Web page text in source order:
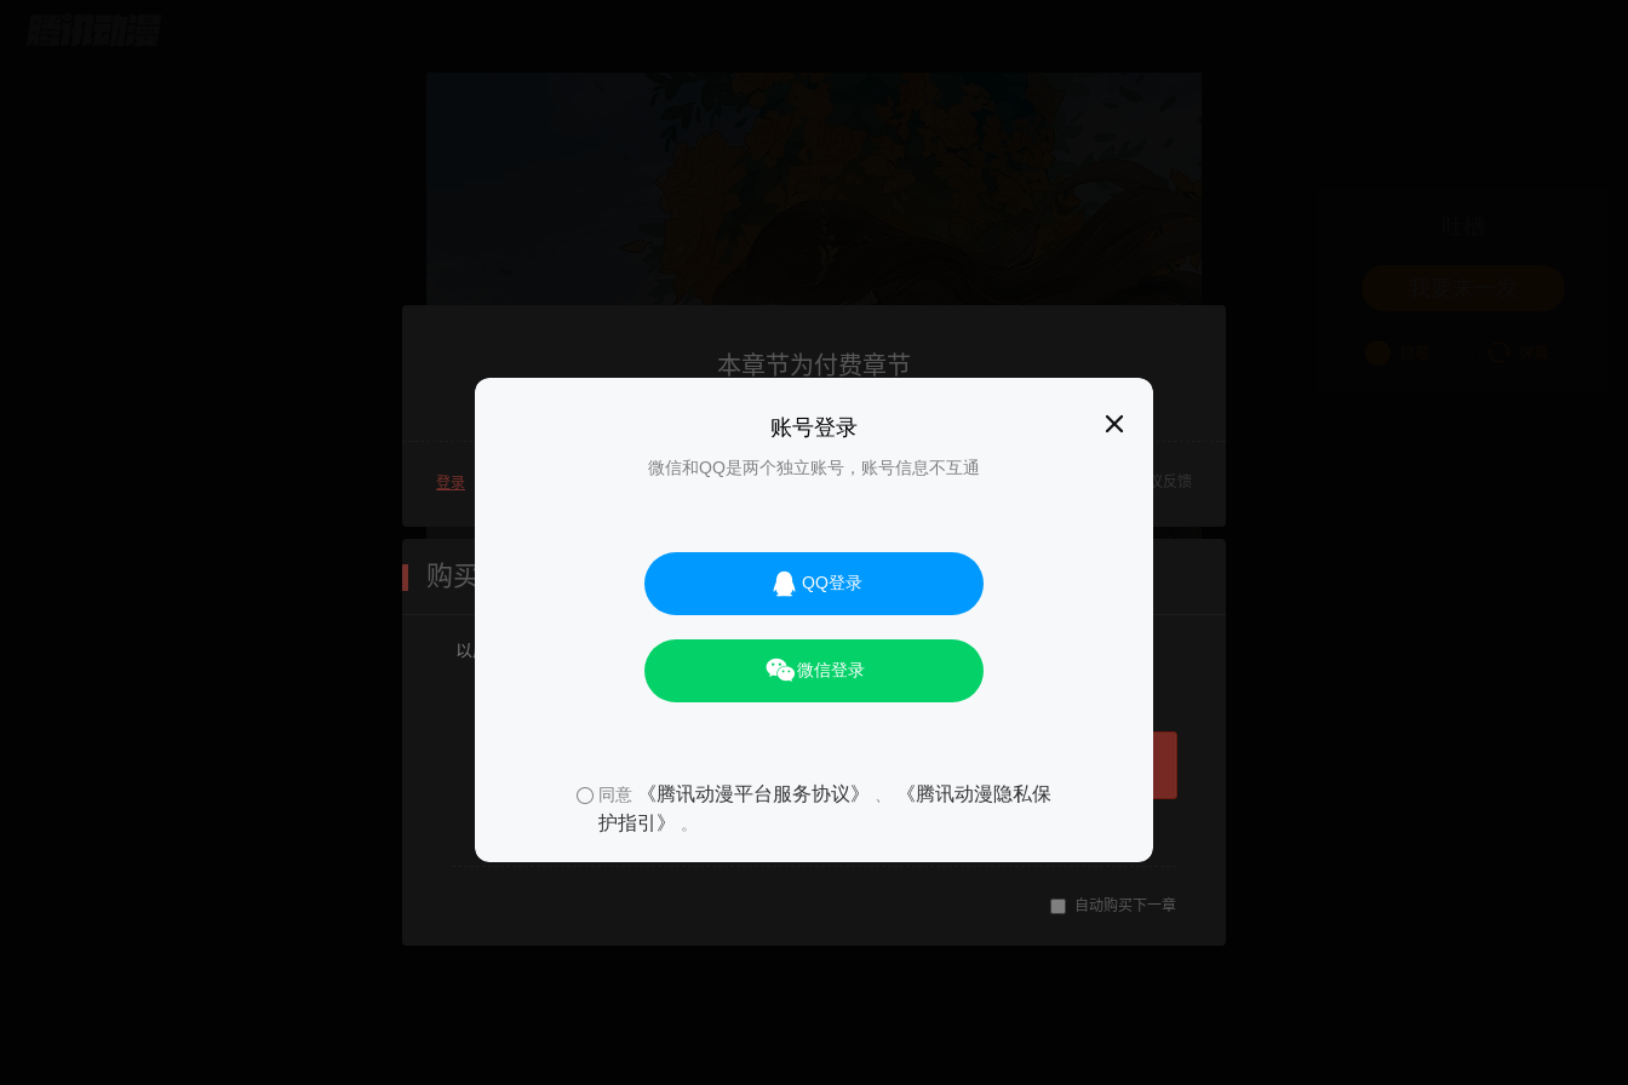
账号登录
微信和QQ是两个独立账号，账号信息不互通
QQ登录
微信登录
同意 《腾讯动漫平台服务协议》
《腾讯动漫隐私保
护指引》
。